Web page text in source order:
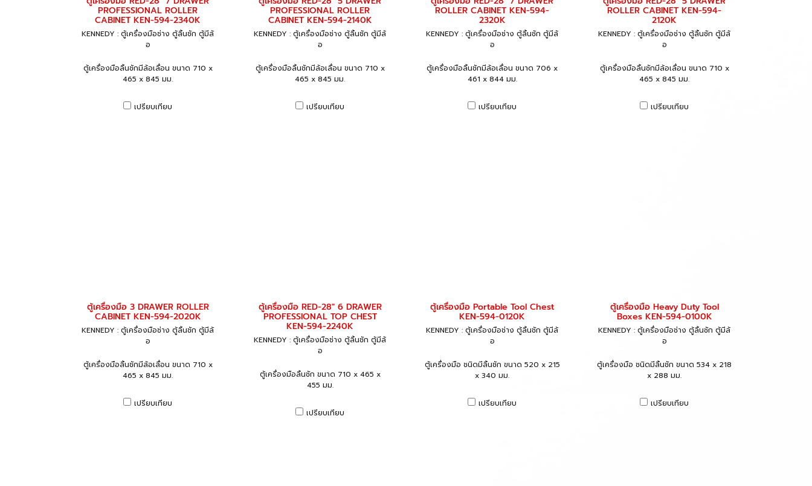
PROFESSIONAL ROLLER
CABINET KEN-594-2340K
KENNEDY : ตู้เครื่องมือช่าง ตู้ลิ้นชัก ตู้มีล้
อ
ตู้เครื่องมือลิ้นชักมีล้อเลื่อน ขนาด 710 x
465 x 845 มม.
เปรียบเทียบ
PROFESSIONAL ROLLER
CABINET KEN-594-2140K
KENNEDY : ตู้เครื่องมือช่าง ตู้ลิ้นชัก ตู้มีล้
อ
ตู้เครื่องมือลิ้นชักมีล้อเลื่อน ขนาด 710 x
465 x 845 มม.
เปรียบเทียบ
ROLLER CABINET KEN-594-
2320K
KENNEDY : ตู้เครื่องมือช่าง ตู้ลิ้นชัก ตู้มีล้
อ
ตู้เครื่องมือลิ้นชักมีล้อเลื่อน ขนาด 706 x
461 x 844 มม.
เปรียบเทียบ
ROLLER CABINET KEN-594-
2120K
KENNEDY : ตู้เครื่องมือช่าง ตู้ลิ้นชัก ตู้มีล้
อ
ตู้เครื่องมือลิ้นชักมีล้อเลื่อน ขนาด 710 x
465 x 845 มม.
เปรียบเทียบ
ตู้เครื่องมือ 3 DRAWER ROLLER
CABINET KEN-594-2020K
KENNEDY : ตู้เครื่องมือช่าง ตู้ลิ้นชัก ตู้มีล้
อ
ตู้เครื่องมือลิ้นชักมีล้อเลื่อน ขนาด 710 x
465 x 845 มม.
เปรียบเทียบ
ตู้เครื่องมือ RED-28" 6 DRAWER
PROFESSIONAL TOP CHEST
KEN-594-2240K
KENNEDY : ตู้เครื่องมือช่าง ตู้ลิ้นชัก ตู้มีล้
อ
ตู้เครื่องมือลิ้นชัก ขนาด 710 x 465 x
455 มม.
เปรียบเทียบ
ตู้เครื่องมือ Portable Tool Chest
KEN-594-0120K
KENNEDY : ตู้เครื่องมือช่าง ตู้ลิ้นชัก ตู้มีล้
อ
ตู้เครื่องมือ ชนิดมีลิ้นชัก ขนาด 520 x 215
x 340 มม.
เปรียบเทียบ
ตู้เครื่องมือ Heavy Duty Tool
Boxes KEN-594-0100K
KENNEDY : ตู้เครื่องมือช่าง ตู้ลิ้นชัก ตู้มีล้
อ
ตู้เครื่องมือ ชนิดมีลิ้นชัก ขนาด 534 x 218
x 288 มม.
เปรียบเทียบ